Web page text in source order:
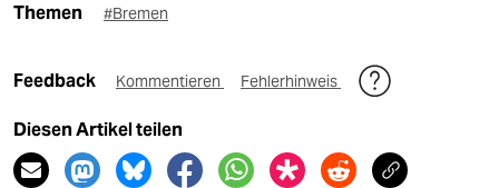
Themen #Bremen
Feedback Kommentieren Fehlerhinweis
Diesen Artikel teilen